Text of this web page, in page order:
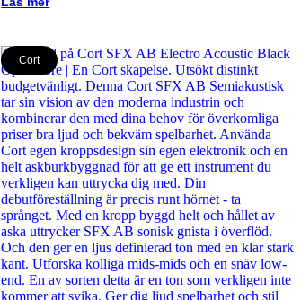
Cort